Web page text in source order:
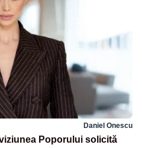
Daniel Onescu
Poporului solicită